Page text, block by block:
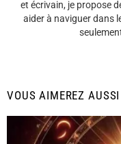
et écrivain, je propose
aider à naviguer dans
VOUS AIMEREZ AUSSI